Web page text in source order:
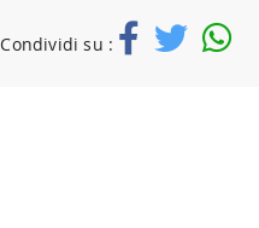
Condividi su :